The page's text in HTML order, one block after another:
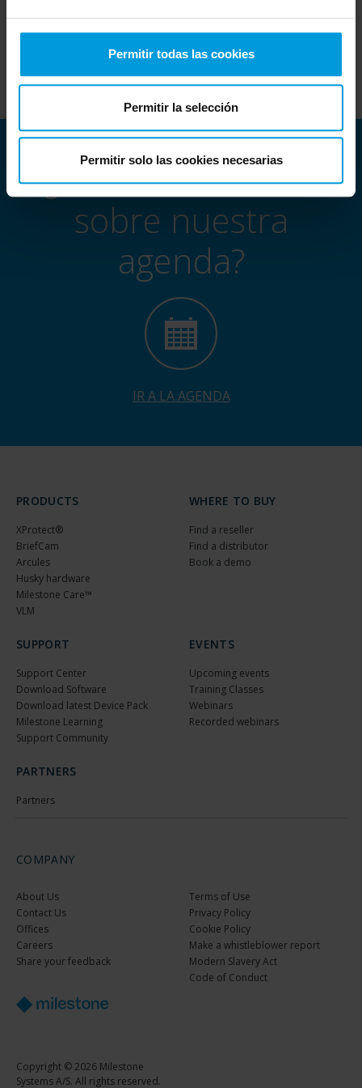
Permitir todas las cookies
Permitir la selección
Permitir solo las cookies necesarias
Partners cannot attend.
¿Desea saber más
sobre nuestra
agenda?
IR A LA AGENDA
PRODUCTS
XProtect®
BriefCam
Arcules
Husky hardware
Milestone Care™
VLM
WHERE TO BUY
Find a reseller
Find a distributor
Book a demo
SUPPORT
Support Center
Download Software
Download latest Device Pack
Milestone Learning
Support Community
EVENTS
Upcoming events
Training Classes
Webinars
Recorded webinars
PARTNERS
Partners
COMPANY
About Us
Contact Us
Offices
Careers
Share your feedback
Terms of Use
Privacy Policy
Cookie Policy
Make a whistleblower report
Modern Slavery Act
Code of Conduct
Copyright © 2026 Milestone
Systems A/S. All rights reserved.